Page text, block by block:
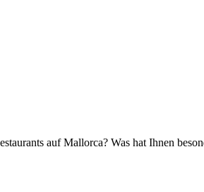
auf Mallorca? Was hat Ihnen